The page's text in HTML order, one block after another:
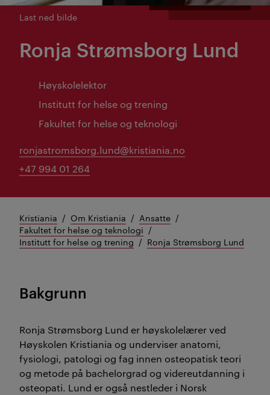
Last ned bilde
Ronja Strømsborg Lund
Høyskolelektor
Institutt for helse og trening
Fakultet for helse og teknologi
ronjastromsborg.lund@kristiania.no
+47 994 01 264
Kristiania Om Kristiania
Ansatte
Fakultet for helse og teknologi
Institutt for helse og trening
Ronja Strømsborg Lund
Bakgrunn
Ronja Strømsborg Lund er høyskolelærer ved
Høyskolen Kristiania og underviser anatomi,
fysiologi, patologi og fag innen osteopatisk teori
og metode på bachelorgrad og videreutdanning i
osteopati. Lund er også nestleder i Norsk